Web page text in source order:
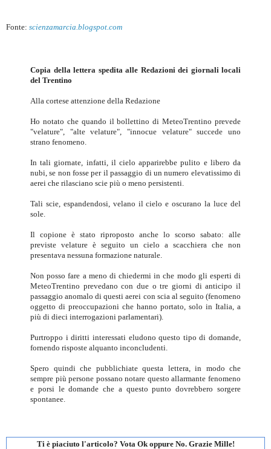
Fonte: scienzamarcia.blogspot.com
Copia della lettera spedita alle Redazioni dei giornali locali
del Trentino
Alla cortese attenzione della Redazione
Ho notato che quando il bollettino di MeteoTrentino prevede
"velature", "alte velature", "innocue velature" succede uno
strano fenomeno.
In tali giornate, infatti, il cielo apparirebbe pulito e libero da
nubi, se non fosse per il passaggio di un numero elevatissimo di
aerei che rilasciano scie più o meno persistenti.
Tali scie, espandendosi, velano il cielo e oscurano la luce del
sole.
Il copione è stato riproposto anche lo scorso sabato: alle
previste velature è seguito un cielo a scacchiera che non
presentava nessuna formazione naturale.
Non posso fare a meno di chiedermi in che modo gli esperti di
MeteoTrentino prevedano con due o tre giorni di anticipo il
passaggio anomalo di questi aerei con scia al seguito (fenomeno
oggetto di preoccupazioni che hanno portato, solo in Italia, a
più di dieci interrogazioni parlamentari).
Purtroppo i diritti interessati eludono questo tipo di domande,
fornendo risposte alquanto inconcludenti.
Spero quindi che pubblichiate questa lettera, in modo che
sempre più persone possano notare questo allarmante fenomeno
e porsi le domande che a questo punto dovrebbero sorgere
spontanee.
Ti è piaciuto l'articolo? Vota Ok oppure No. Grazie Mille!